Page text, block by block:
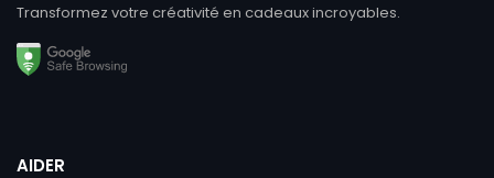
Transformez votre créativité en cadeaux incroyables.
AIDER